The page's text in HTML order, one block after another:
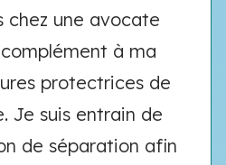
chez une avocate
à ma
protectrices de
Je suis entrain de
de séparation afin